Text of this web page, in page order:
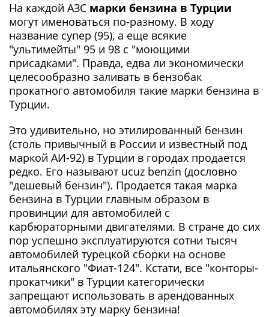
На каждой АЗС марки бензина в Турции
могут именоваться по-разному. В ходу
название супер (95), а еще всякие
"ультимейты" 95 и 98 с "моющими
присадками". Правда, едва ли экономически
целесообразно заливать в бензобак
прокатного автомобиля такие марки бензина в
Турции.
Это удивительно, но этилированный бензин
(столь привычный в России и известный под
маркой АИ-92) в Турции в городах продается
редко. Его называют ucuz benzin (дословно
"дешевый бензин"). Продается такая марка
бензина в Турции главным образом в
провинции для автомобилей с
карбюраторными двигателями. В стране до сих
пор успешно эксплуатируются сотни тысяч
автомобилей турецкой сборки на основе
итальянского "Фиат-124". Кстати, все "конторы-
прокатчики" в Турции категорически
запрещают использовать в арендованных
автомобилях эту марку бензина!